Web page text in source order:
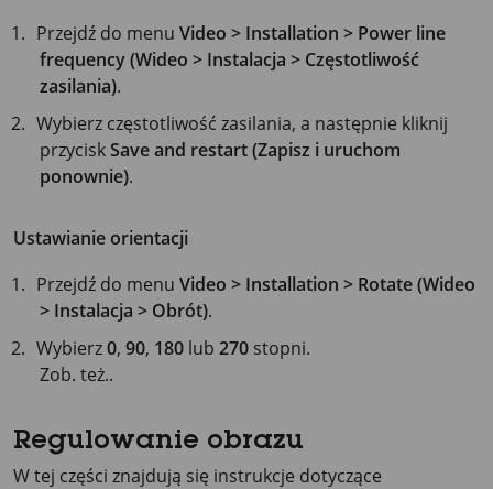
Przejdź do menuVideo > Installation > Power line
frequency (Wideo > Instalacja > Częstotliwość
zasilania).
Wybierz częstotliwość zasilania, a następnie kliknij
przyciskSave and restart (Zapisz i uruchom
ponownie).
Ustawianie orientacji
Przejdź do menuVideo > Installation > Rotate (Wideo
> Instalacja > Obrót).
Wybierz0,90, 180 lub270 stopni.
Zob. też..
Regulowanie obrazu
W tej części znajdują się instrukcje dotyczące